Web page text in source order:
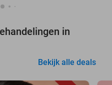
in
Bekijk alle deals